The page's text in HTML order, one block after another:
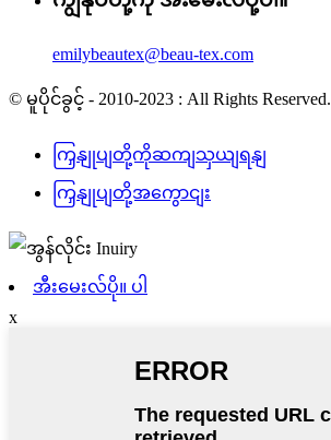
emilybeautex@beau-tex.com
© မူပိုင်ခွင့် - 2010-2023 : All Rights Reserved.
ကြှနျုပျတို့ကိုဆကျသှယျရနျ
ကြှနျုပျတို့အကွောငျး
အီးမေးလ်ပို။ ပါ
x